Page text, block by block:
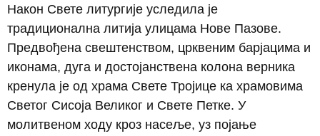
Након Свете литургије уследила је
традиционална литија улицама Нове Пазове.
Предвођена свештенством, црквеним барјацима и
иконама, дуга и достојанствена колона верника
кренула је од храма Свете Тројице ка храмовима
Светог Сисоја Великог и Свете Петке. У
молитвеном ходу кроз насеље, уз појање